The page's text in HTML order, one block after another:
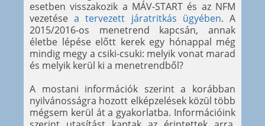
esetben visszakozik a MÁV-START és az NFM
vezetésea tervezett járatritkás ügyében. A
2015/2016-os menetrend kapcsán, annak
életbe lépése előtt kerek egy hónappal még
mindig megy a csiki-csuki: melyik vonat marad
és melyik kerül ki a menetrendből?
A mostani információk szerint a korábban
nyilvánosságra hozott elképzelések közül több
mégsem kerül át a gyakorlatba. Információink